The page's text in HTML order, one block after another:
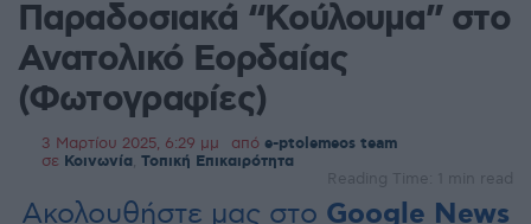
Παραδοσιακά “Κούλουμα” στο
Ανατολικό Εορδαίας
(Φωτογραφίες)
3 Μαρτίου 2025, 6:29 μμ από e-ptolemeos team
σε Κοινωνία Τοπική Επικαιρότητα
Reading Time: 1 min read
Ακολουθήστε μας στο Google News